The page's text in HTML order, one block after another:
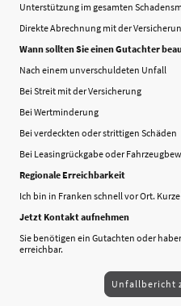
Unterstützung im gesamten
Direkte Abrechnung mit der
Wann sollten Sie einen Gutachter
Nach einem unverschuldeten Unfall
Bei Streit mit der Versicherung
Bei Wertminderung
Bei verdeckten oder strittigen Schäden
Bei Leasingrückgabe oder
Regionale Erreichbarkeit
Ich bin in Franken schnell vor Ort.
Jetzt Kontakt aufnehmen
Sie benötigen ein Gutachten oder
erreichbar.
Unfallbericht